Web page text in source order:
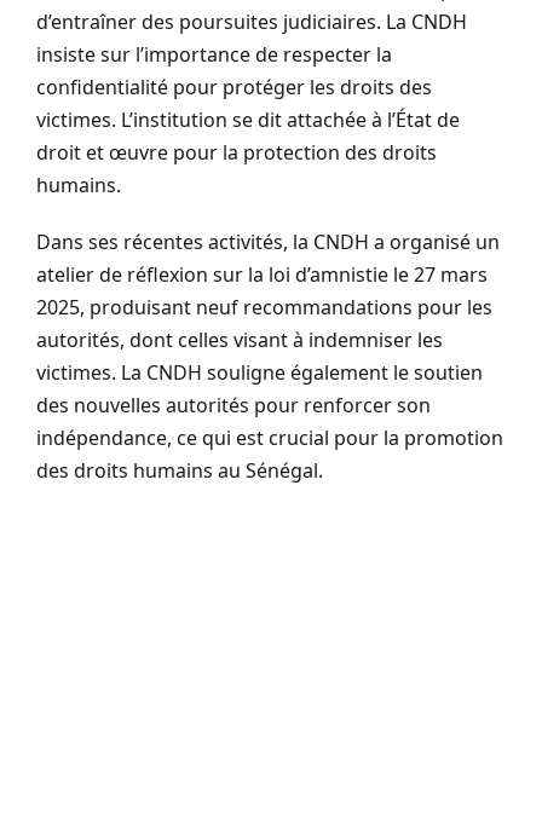
d’entraîner des poursuites judiciaires. La CNDH
insiste sur l’importance de respecter la
confidentialité pour protéger les droits des
victimes. L’institution se dit attachée à l’État de
droit et œuvre pour la protection des droits
humains.
Dans ses récentes activités, la CNDH a organisé un
atelier de réflexion sur la loi d’amnistie le 27 mars
2025, produisant neuf recommandations pour les
autorités, dont celles visant à indemniser les
victimes. La CNDH souligne également le soutien
des nouvelles autorités pour renforcer son
indépendance, ce qui est crucial pour la promotion
des droits humains au Sénégal.